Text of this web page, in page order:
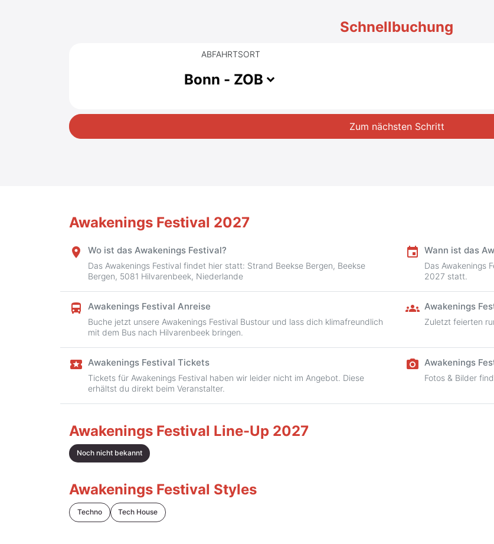
Schnellbuchung
ABFAHRTSORT
Bonn - ZOB
Zum nächsten Schritt
Awakenings Festival Line-Up 2027
Noch nicht bekannt
Awakenings Festival Styles
Techno Tech House
Awakenings Festival 2027
place Wo ist das Awakenings Festival?
Das Awakenings Festival findet hier statt: Strand Beekse Bergen, Beekse
Bergen, 5081 Hilvarenbeek, Niederlande
event Wann ist das
Das Awakenings
2027 statt.
directions_bus Awakenings Festival Anreise
Buche jetzt unsere Awakenings Festival Bustour und lass dich klimafreundlich
mit dem Bus nach Hilvarenbeek bringen.
groups Awakenings
Zuletzt feierten
local_activity Awakenings Festival Tickets
Tickets für Awakenings Festival haben wir leider nicht im Angebot. Diese
erhältst du direkt beim Veranstalter.
camera_alt Awakenings
Fotos & Bilder